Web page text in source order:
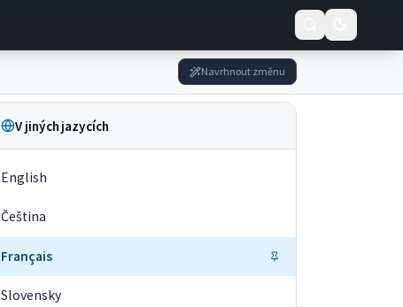
Navrhnout změnu
V jiných jazycích
English
Čeština
Français
Slovensky